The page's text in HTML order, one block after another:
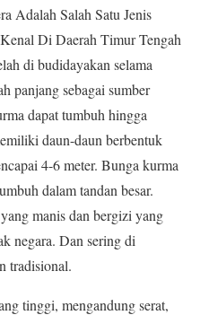
Adalah Salah Satu Jenis
Di Daerah Timur Tengah
di budidayakan selama
panjang sebagai sumber
dapat tumbuh hingga
daun-daun berbentuk
4-6 meter. Bunga kurma
dalam tandan besar.
manis dan bergizi yang
negara. Dan sering di
tradisional.
tinggi, mengandung serat,